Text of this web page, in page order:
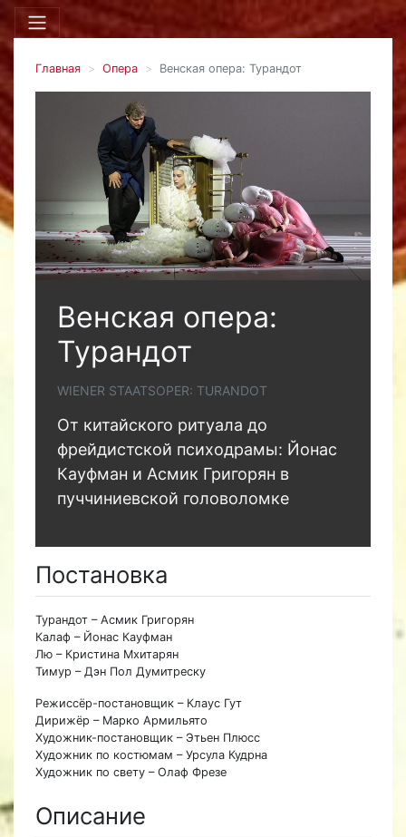
Главная Опера Венская опера: Турандот
Венская опера:
Турандот
WIENER STAATSOPER: TURANDOT
От китайского ритуала до
фрейдистской психодрамы: Йонас
Кауфман и Асмик Григорян в
пуччиниевской головоломке
Постановка
Турандот – Асмик Григорян
Калаф – Йонас Кауфман
Лю – Кристина Мхитарян
Тимур – Дэн Пол Думитреску
Режиссёр-постановщик – Клаус Гут
Дирижёр – Марко Армильято
Художник-постановщик – Этьен Плюсс
Художник по костюмам – Урсула Кудрна
Художник по свету – Олаф Фрезе
Описание